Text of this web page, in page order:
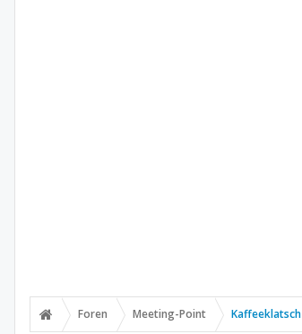
Foren Meeting-Point Kaffeeklatsch